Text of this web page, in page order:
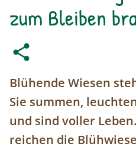
zum Bleiben
Blühende Wiesen
Sie summen,
und sind voller
reichen die